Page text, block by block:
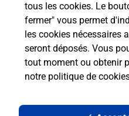
tous les cookies. Le
fermer" vous permet
les cookies nécessaires
seront déposés. Vous
tout moment ou obtenir
notre politique de
Localiser Liste Boîtes aux